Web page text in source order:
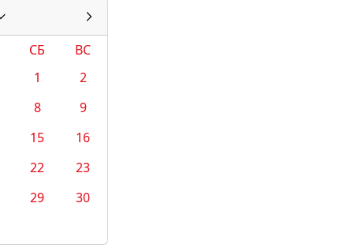
СБ
ВС
1
2
8
9
15
16
22
23
29
30